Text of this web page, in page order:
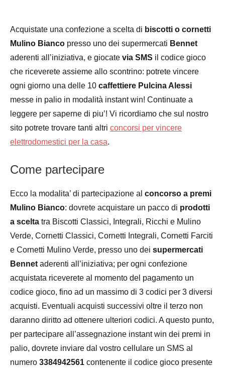
Acquistate una confezione a scelta di biscotti o cornetti
Mulino Bianco presso uno dei supermercati Bennet
aderenti all’iniziativa, e giocate via SMS il codice gioco
che riceverete assieme allo scontrino: potrete vincere
ogni giorno una delle 10 caffettiere Pulcina Alessi
messe in palio in modalità instant win! Continuate a
leggere per saperne di piu’! Vi ricordiamo che sul nostro
sito potrete trovare tanti altri concorsi per vincere
elettrodomestici per la casa.
Come partecipare
Ecco la modalita’ di partecipazione al concorso a premi
Mulino Bianco: dovrete acquistare un pacco di prodotti
a scelta tra Biscotti Classici, Integrali, Ricchi e Mulino
Verde, Cornetti Classici, Cornetti Integrali, Cornetti Farciti
e Cornetti Mulino Verde, presso uno dei supermercati
Bennet aderenti all’iniziativa; per ogni confezione
acquistata riceverete al momento del pagamento un
codice gioco, fino ad un massimo di 3 codici per 3 diversi
acquisti. Eventuali acquisti successivi oltre il terzo non
daranno diritto ad ottenere ulteriori codici. A questo punto,
per partecipare all’assegnazione instant win dei premi in
palio, dovrete inviare dal vostro cellulare un SMS al
numero 3384942561 contenente il codice gioco presente